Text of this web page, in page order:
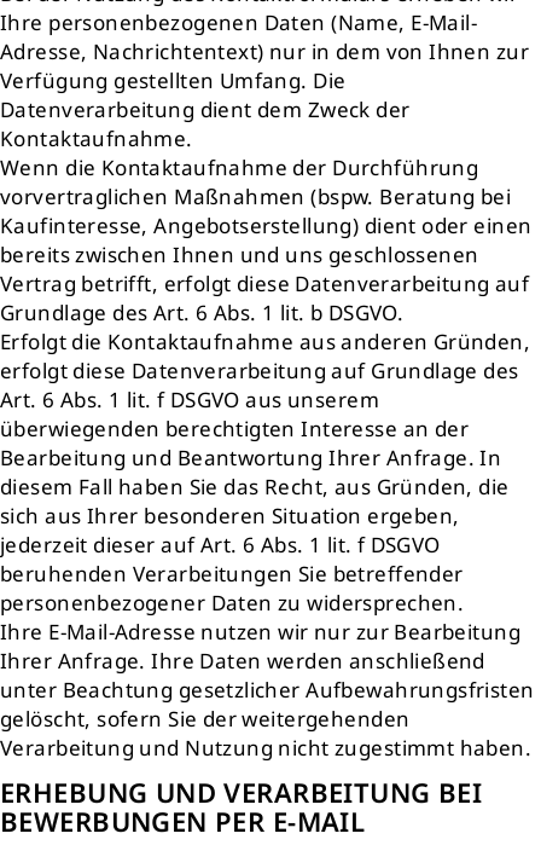
Ihre personenbezogenen Daten (Name, E-Mail-
Adresse, Nachrichtentext) nur in dem von Ihnen zur
Verfügung gestellten Umfang. Die
Datenverarbeitung dient dem Zweck der
Kontaktaufnahme.
Wenn die Kontaktaufnahme der Durchführung
vorvertraglichen Maßnahmen (bspw. Beratung bei
Kaufinteresse, Angebotserstellung) dient oder einen
bereits zwischen Ihnen und uns geschlossenen
Vertrag betrifft, erfolgt diese Datenverarbeitung auf
Grundlage des Art. 6 Abs. 1 lit. b DSGVO.
Erfolgt die Kontaktaufnahme aus anderen Gründen,
erfolgt diese Datenverarbeitung auf Grundlage des
Art. 6 Abs. 1 lit. f DSGVO aus unserem
überwiegenden berechtigten Interesse an der
Bearbeitung und Beantwortung Ihrer Anfrage. In
diesem Fall haben Sie das Recht, aus Gründen, die
sich aus Ihrer besonderen Situation ergeben,
jederzeit dieser auf Art. 6 Abs. 1 lit. f DSGVO
beruhenden Verarbeitungen Sie betreffender
personenbezogener Daten zu widersprechen.
Ihre E-Mail-Adresse nutzen wir nur zur Bearbeitung
Ihrer Anfrage. Ihre Daten werden anschließend
unter Beachtung gesetzlicher Aufbewahrungsfristen
gelöscht, sofern Sie der weitergehenden
Verarbeitung und Nutzung nicht zugestimmt haben.
ERHEBUNG UND VERARBEITUNG BEI
BEWERBUNGEN PER E-MAIL